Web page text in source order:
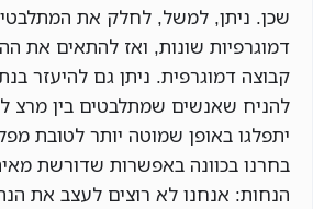
שכן. ניתן, למשל, לחלק את
דמוגרפיות שונות, ואז להתאים את
קבוצה דמוגרפית. ניתן גם להיעזר
להניח שאנשים שמתלבטים בין מרצ
יתפלגו באופן שמוטה יותר לטובת
בחרנו בכוונה באפשרות שדורשת
הנחות: אנחנו לא רוצים לעצב את